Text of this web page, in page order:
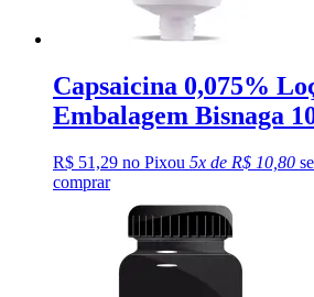
Capsaicina 0,075%
Embalagem Bisnaga
R$ 51,29 no Pixou 5x de R$ 10,80
comprar